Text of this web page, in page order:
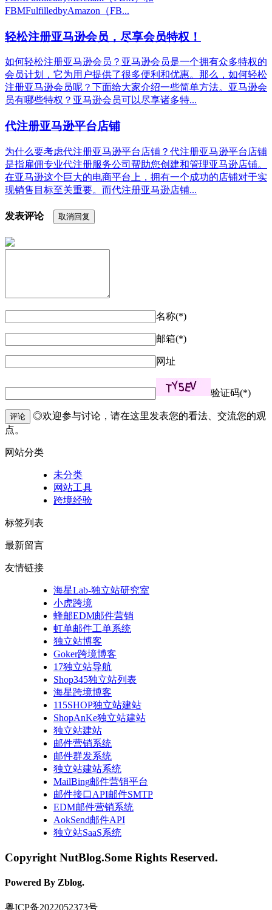
FBMFulfilledbyAmazon（FB...
轻松注册亚马逊会员，尽享会员特权！
如何轻松注册亚马逊会员？亚马逊会员是一个拥有众多特权的
会员计划，它为用户提供了很多便利和优惠。那么，如何轻松
注册亚马逊会员呢？下面给大家介绍一些简单方法。亚马逊会
员有哪些特权？亚马逊会员可以尽享诸多特...
代注册亚马逊平台店铺
为什么要考虑代注册亚马逊平台店铺？代注册亚马逊平台店铺
是指雇佣专业代注册服务公司帮助您创建和管理亚马逊店铺。
在亚马逊这个巨大的电商平台上，拥有一个成功的店铺对于实
现销售目标至关重要。而代注册亚马逊店铺...
发表评论 取消回复
名称(*)
邮箱(*)
网址
验证码(*)
评论
◎欢迎参与讨论，请在这里发表您的看法、交流您的观
点。
网站分类
未分类
网站工具
跨境经验
标签列表
最新留言
友情链接
海星Lab-独立站研究室
小虎跨境
蜂邮EDM邮件营销
虹单邮件工单系统
独立站博客
Goker跨境博客
17独立站导航
Shop345独立站列表
海星跨境博客
115SHOP独立站建站
ShopAnKe独立站建站
独立站建站
邮件营销系统
邮件群发系统
独立站建站系统
MailBing邮件营销平台
邮件接口API邮件SMTP
EDM邮件营销系统
AokSend邮件API
独立站SaaS系统
Copyright NutBlog.Some Rights Reserved.
Powered By Zblog.
粤ICP备2022052373号